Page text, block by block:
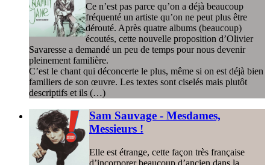
Ce n’est pas parce qu’on a déjà beaucoup
fréquenté un artiste qu’on ne peut plus être
dérouté. Après quatre albums (beaucoup)
écoutés, cette nouvelle proposition d’Olivier
Savaresse a demandé un peu de temps pour nous devenir
pleinement familière.
C’est le chant qui déconcerte le plus, même si on est déjà bien
familiers de son œuvre. Les textes sont ciselés mais plutôt
descriptifs et ils (…)
Sam Sauvage - Mesdames,
Messieurs !
Elle est étrange, cette façon très française
d’incorporer beaucoup d’ancien dans la